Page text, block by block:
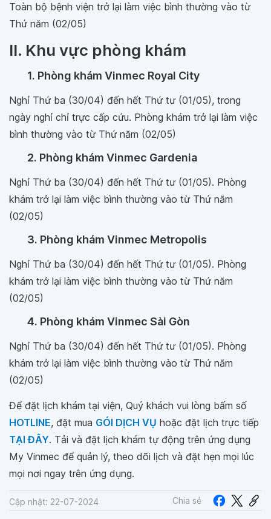
Toàn bộ bệnh viện trở lại làm việc bình thường vào từ
Thứ năm (02/05)
II. Khu vực phòng khám
1. Phòng khám Vinmec Royal City
Nghỉ Thứ ba (30/04) đến hết Thứ tư (01/05), trong
ngày nghỉ chỉ trực cấp cứu. Phòng khám trở lại làm việc
bình thường vào từ Thứ năm (02/05)
2. Phòng khám Vinmec Gardenia
Nghỉ Thứ ba (30/04) đến hết Thứ tư (01/05). Phòng
khám trở lại làm việc bình thường vào từ Thứ năm
(02/05)
3. Phòng khám Vinmec Metropolis
Nghỉ Thứ ba (30/04) đến hết Thứ tư (01/05). Phòng
khám trở lại làm việc bình thường vào từ Thứ năm
(02/05)
4. Phòng khám Vinmec Sài Gòn
Nghỉ Thứ ba (30/04) đến hết Thứ tư (01/05). Phòng
khám trở lại làm việc bình thường vào từ Thứ năm
(02/05)
Để đặt lịch khám tại viện, Quý khách vui lòng bấm số
HOTLINE, đặt mua GÓI DỊCH VỤ hoặc đặt lịch trực tiếp
TẠI ĐÂY. Tải và đặt lịch khám tự động trên ứng dụng
My Vinmec để quản lý, theo dõi lịch và đặt hẹn mọi lúc
mọi nơi ngay trên ứng dụng.
Cập nhật: 22-07-2024 Chia sẻ